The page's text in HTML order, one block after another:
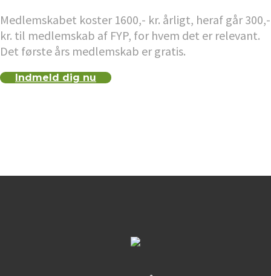
Medlemskabet koster 1600,- kr. årligt, heraf går 300,-
kr. til medlemskab af FYP, for hvem det er relevant.
Det første års medlemskab er gratis.
Indmeld dig nu